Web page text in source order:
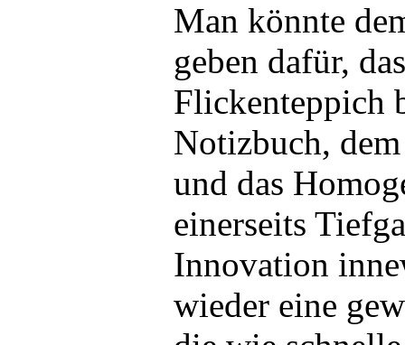
Man könnte
geben dafür,
Flickenteppich
Notizbuch,
und das
einerseits
Innovation
wieder eine